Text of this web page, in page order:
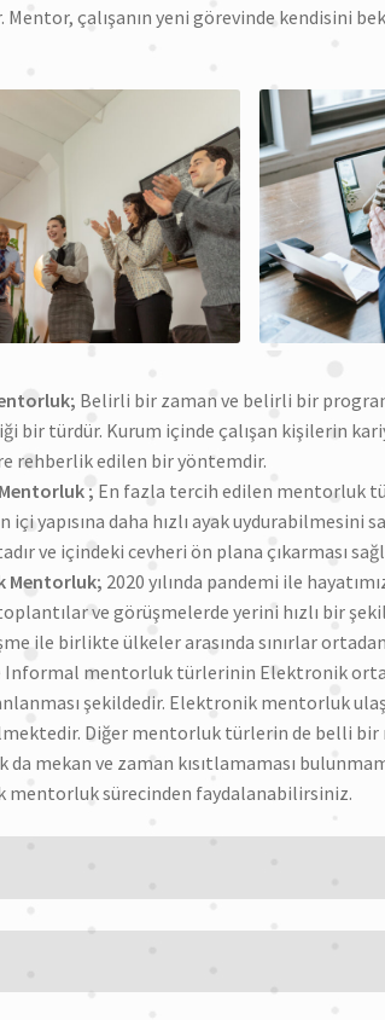
Mentor, çalışanın yeni görevinde kendisini
Belirli bir zaman ve belirli bir
bir türdür. Kurum içinde çalışan kişilerin
rehberlik edilen bir yöntemdir.
; En fazla tercih edilen mentorluk
içi yapısına daha hızlı ayak
ve içindeki cevheri ön plana çıkarması
Mentorluk; 2020 yılında pandemi ile
ve görüşmelerde yerini hızlı bir
ile birlikte ülkeler arasında sınırlar
Informal mentorluk türlerinin Elektronik
şekildedir. Elektronik mentorluk
Diğer mentorluk türlerin de belli
mekan ve zaman kısıtlamaması
mentorluk sürecinden faydalanabilirsiniz.